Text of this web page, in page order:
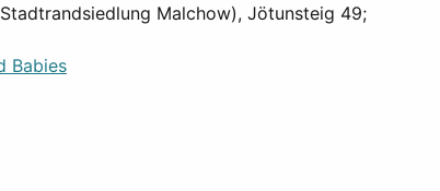
Malchow), Jötunsteig 49;
Babies